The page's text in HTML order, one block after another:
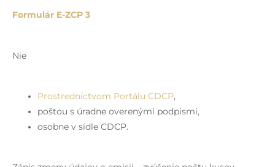
Formulár E-ZCP 3
Nie
Prostredníctvom Portálu CDCP,
poštou s úradne overenými podpismi,
osobne v sídle CDCP.